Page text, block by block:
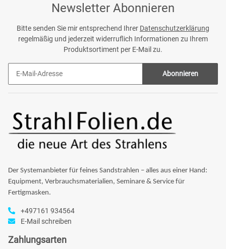
Newsletter Abonnieren
Bitte senden Sie mir entsprechend Ihrer Datenschutzerklärung
regelmäßig und jederzeit widerruflich Informationen zu Ihrem
Produktsortiment per E-Mail zu.
Abonnieren
Der Systemanbieter für feines Sandstrahlen – alles aus einer Hand:
Equipment, Verbrauchsmaterialien, Seminare & Service für
Fertigmasken.
+497161 934564
E-Mail schreiben
Zahlungsarten